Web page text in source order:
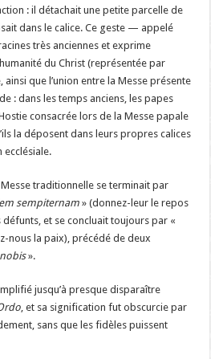
: il détachait une petite parcelle de
dans le calice. Ce geste — appelé
très anciennes et exprime
du Christ (représentée par
ainsi que l’union entre la Messe présente
: dans les temps anciens, les papes
consacrée lors de la Messe papale
la déposent dans leurs propres calices
ecclésiale.
traditionnelle se terminait par
sempiternam » (donnez-leur le repos
défunts, et se concluait toujours par «
nous la paix), précédé de deux
».
jusqu’à presque disparaître
, et sa signification fut obscurcie par
sans que les fidèles puissent